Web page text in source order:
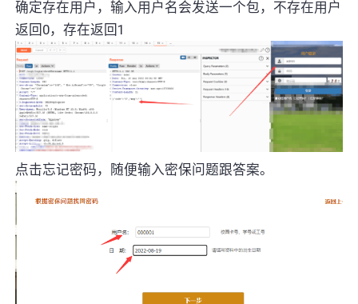
确定存在用户，输入用户名会发送一个包，不存在用户
返回0，存在返回1
点击忘记密码，随便输入密保问题跟答案。